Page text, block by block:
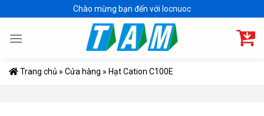
to
content
Chào mừng bạn đến với locnuoc
Trang chủ » Cửa hàng » Hạt Cation C100E